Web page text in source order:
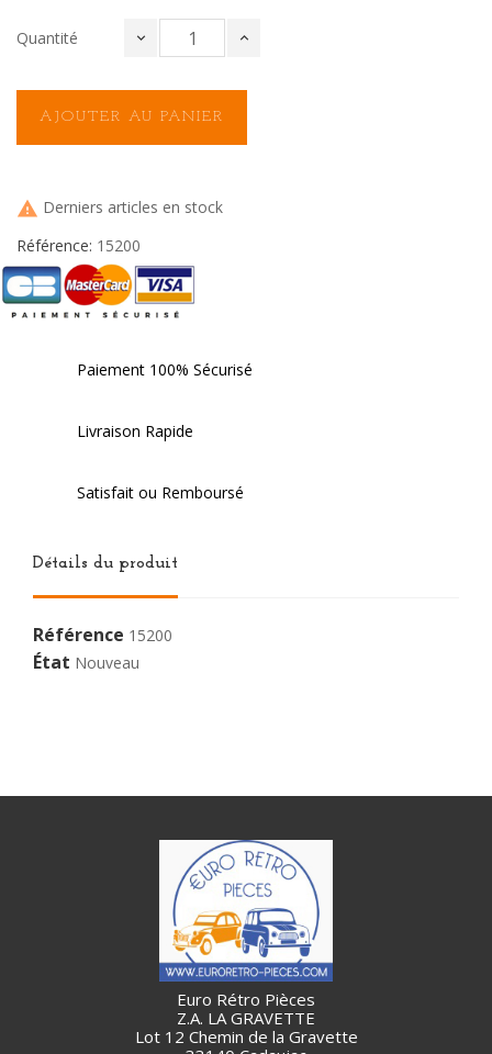
Quantité
AJOUTER AU PANIER
 Derniers articles en stock
Référence: 15200
Paiement 100% Sécurisé
Livraison Rapide
Satisfait ou Remboursé
Détails du produit
Référence 15200
État Nouveau
Euro Rétro Pièces
Z.A. LA GRAVETTE
Lot 12 Chemin de la Gravette